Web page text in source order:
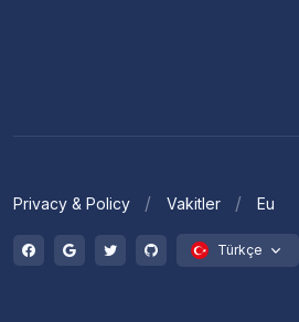
Privacy & Policy Vakitler Eu
Türkçe